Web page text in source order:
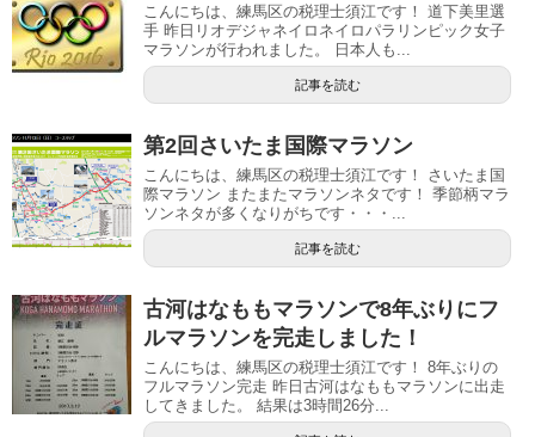
こんにちは、練馬区の税理士須江です！ 道下美里選
手 昨日リオデジャネイロネイロパラリンピック女子
マラソンが行われました。 日本人も...
記事を読む
第2回さいたま国際マラソン
こんにちは、練馬区の税理士須江です！ さいたま国
際マラソン またまたマラソンネタです！ 季節柄マラ
ソンネタが多くなりがちです・・・...
記事を読む
古河はなももマラソンで8年ぶりにフ
ルマラソンを完走しました！
こんにちは、練馬区の税理士須江です！ 8年ぶりの
フルマラソン完走 昨日古河はなももマラソンに出走
してきました。 結果は3時間26分...